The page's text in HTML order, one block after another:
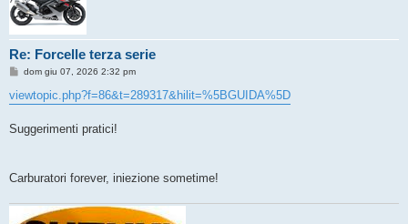
Re: Forcelle terza serie
M
s
s
g
g
dom giu 07, 2026 2:32 pm
viewtopic.php?f=86&t=289317&hilit=%5BGUIDA%5D
Suggerimenti pratici!
Carburatori forever, iniezione sometime!